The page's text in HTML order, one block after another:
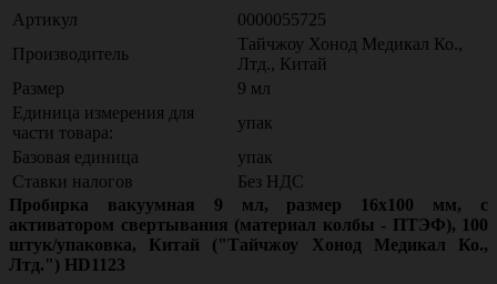
Артикул
0000055725
Производитель
Тайчжоу Хонод Медикал Ко.,
Лтд., Китай
Размер
9 мл
Единица измерения для
части товара:
упак
Базовая единица
упак
Ставки налогов
Без НДС
Пробирка вакуумная 9 мл, размер 16х100 мм, с
активатором свертывания (материал колбы - ПТЭФ), 100
штук/упаковка, Китай ("Тайчжоу Хонод Медикал Ко.,
Лтд.") HD1123